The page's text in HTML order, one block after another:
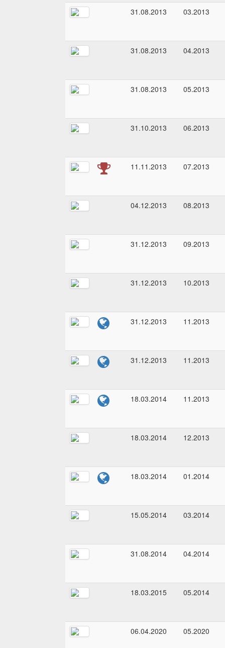
31.08.2013 03.2013
31.08.2013 04.2013
31.08.2013 05.2013
31.10.2013 06.2013
11.11.2013 07.2013
04.12.2013 08.2013
31.12.2013 09.2013
31.12.2013 10.2013
31.12.2013 11.2013
31.12.2013 11.2013
18.03.2014 11.2013
18.03.2014 12.2013
18.03.2014 01.2014
15.05.2014 03.2014
31.08.2014 04.2014
18.03.2015 05.2014
06.04.2020 05.2020